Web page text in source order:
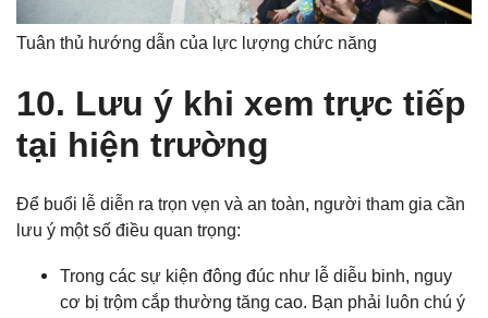
Tuân thủ hướng dẫn của lực lượng chức năng
10. Lưu ý khi xem trực tiếp
tại hiện trường
Để buổi lễ diễn ra trọn vẹn và an toàn, người tham gia cần
lưu ý một số điều quan trọng:
Trong các sự kiện đông đúc như lễ diễu binh, nguy
cơ bị trộm cắp thường tăng cao. Bạn phải luôn chú ý